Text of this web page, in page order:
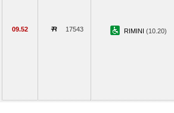
09.52 17543 RIMINI (10.20)